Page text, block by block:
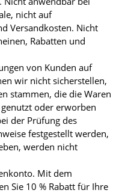
nicht auf
Versandkosten. Nicht
Rabatten und
von Kunden auf
wir nicht sicherstellen,
stammen, die die Waren
oder erworben
der Prüfung des
festgestellt werden,
werden nicht
Mit dem
Sie 10 % Rabatt für Ihre